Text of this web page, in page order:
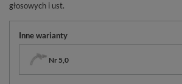
głosowych i ust.
Inne warianty
Nr 5,0